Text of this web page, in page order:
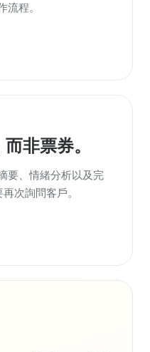
流程。
非票券。
要、情緒分析以及完
次詢問客戶。